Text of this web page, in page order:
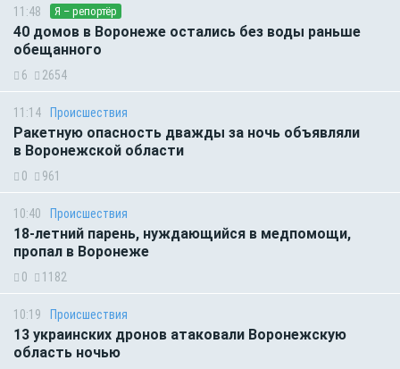
11:48 Я – репортёр
40 домов в Воронеже остались без воды раньше
обещанного
6 2654
11:14 Происшествия
Ракетную опасность дважды за ночь объявляли
в Воронежской области
0 961
10:40 Происшествия
18-летний парень, нуждающийся в медпомощи,
пропал в Воронеже
0 1182
10:19 Происшествия
13 украинских дронов атаковали Воронежскую
область ночью